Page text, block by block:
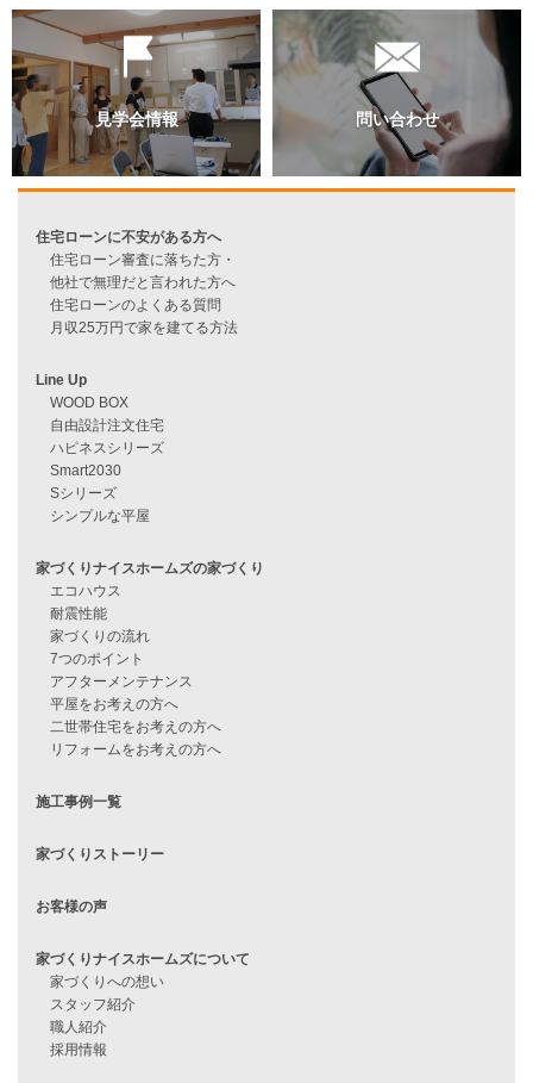
過去のブログ（月別）
資料請求
住宅ローンに不安がある方へ
他社で無理だと言われた方へ
住宅ローンのよくある質問
月収25万円で家を建てる方法
Line Up